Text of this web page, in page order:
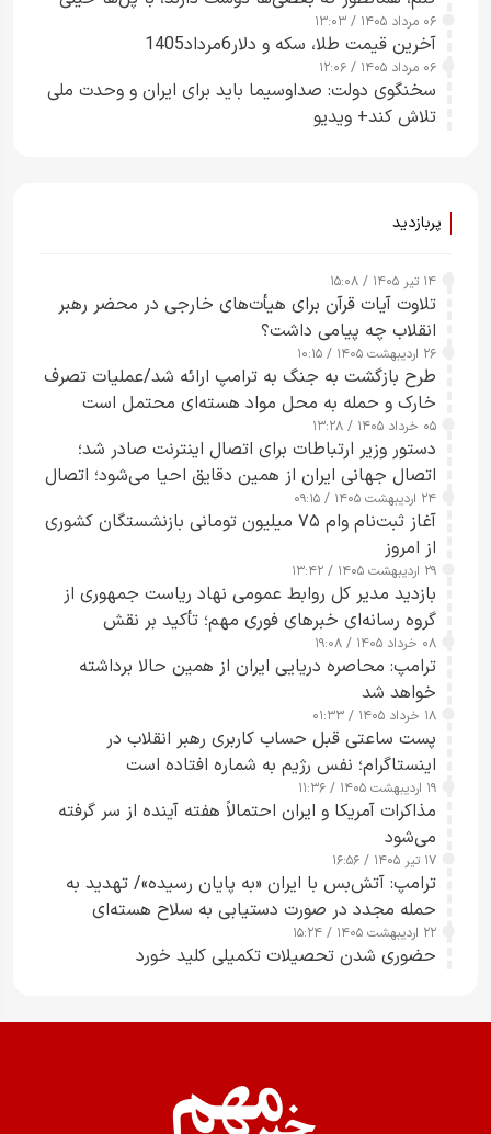
راحت می‌توانم بیشتر پل‌هایشان را در کمتر از یک
ساعت از بین ببرم+ ویدیو
۰۶ مرداد ۱۴۰۵ / ۱۳:۰۳
آخرین قیمت طلا، سکه و دلار6مرداد1405
۰۶ مرداد ۱۴۰۵ / ۱۲:۰۶
سخنگوی دولت: صداوسیما باید برای ایران و وحدت ملی
تلاش کند+ ویدیو
پربازدید
۱۴ تیر ۱۴۰۵ / ۱۵:۰۸
تلاوت آیات قرآن برای هیأت‌های خارجی در محضر رهبر
انقلاب چه پیامی داشت؟
۲۶ اردیبهشت ۱۴۰۵ / ۱۰:۱۵
طرح‌ بازگشت به جنگ به ترامپ ارائه شد/عملیات تصرف
خارک و حمله به محل مواد هسته‌ای محتمل است
۰۵ خرداد ۱۴۰۵ / ۱۳:۲۸
دستور وزیر ارتباطات برای اتصال اینترنت صادر شد؛
اتصال جهانی ایران از همین دقایق احیا می‌شود؛ اتصال
کامل مردم تا ۲۴ ساعت آینده
۲۴ اردیبهشت ۱۴۰۵ / ۰۹:۱۵
آغاز ثبت‌نام وام ۷۵ میلیون تومانی بازنشستگان کشوری
از امروز
۲۹ اردیبهشت ۱۴۰۵ / ۱۳:۴۲
بازدید مدیر کل روابط عمومی نهاد ریاست جمهوری از
گروه رسانه‌ای خبرهای فوری مهم؛ تأکید بر نقش
رسانه‌های هوشمند و مسئول در ارتقای آگاهی عمومی
۰۸ خرداد ۱۴۰۵ / ۱۹:۰۸
ترامپ: محاصره دریایی ایران از همین حالا برداشته
خواهد شد
۱۸ خرداد ۱۴۰۵ / ۰۱:۳۳
پست ساعتی قبل حساب کاربری رهبر انقلاب در
اینستاگرام؛ نفس رژیم به شماره افتاده است​
۱۹ اردیبهشت ۱۴۰۵ / ۱۱:۳۶
مذاکرات آمریکا و ایران احتمالاً هفته آینده از سر گرفته
می‌شود
۱۷ تیر ۱۴۰۵ / ۱۶:۵۶
ترامپ: آتش‌بس با ایران «به پایان رسیده»/ تهدید به
حمله مجدد در صورت دستیابی به سلاح هسته‌ای
۲۲ اردیبهشت ۱۴۰۵ / ۱۵:۲۴
حضوری شدن تحصیلات تکمیلی کلید خورد